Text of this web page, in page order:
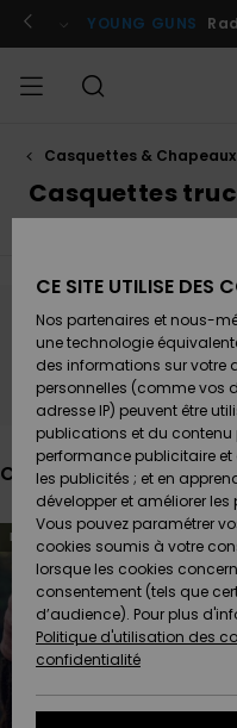
de
grille
des
produits
Se connecter /
YOUNG GUNS
HOMME
&
Surf
Snow
A
&
Surf
Snow
A
FEMME
Shop
A
Snow
SURF
Surf
Shop
Surf
Shop
Enfant
SNOW
Snow
Shop
Snow
Shop
Enfant
Snow
Shop
A
OUTLET
Outlet
Enfant
Outlet
AIDE &
CONTACT
Accéder
Retours
Carte
Cadeau
Quiksilver
des
MAGASINS
QUIKSILVER
Casquettes & Chapeaux
Casquettes
Ne partez pas
bientôt de retour
Ces produits
Passer
aux
critères
filtrage
recherche
AllerNOUVEAUTÉ
CE SITE UTILISE DES
Nos partenaires et nous-
une technologie
des informations sur votre
personnelles (comme vos
adresse IP) peuvent être
publications et du contenu
performance publicitaire
les publicités ; et en
développer et améliorer
Vous pouvez paramétrer
cookies soumis à votre
lorsque les cookies
consentement (tels que
d’audience). Pour plus
Politique d'utilisation des
confidentialité